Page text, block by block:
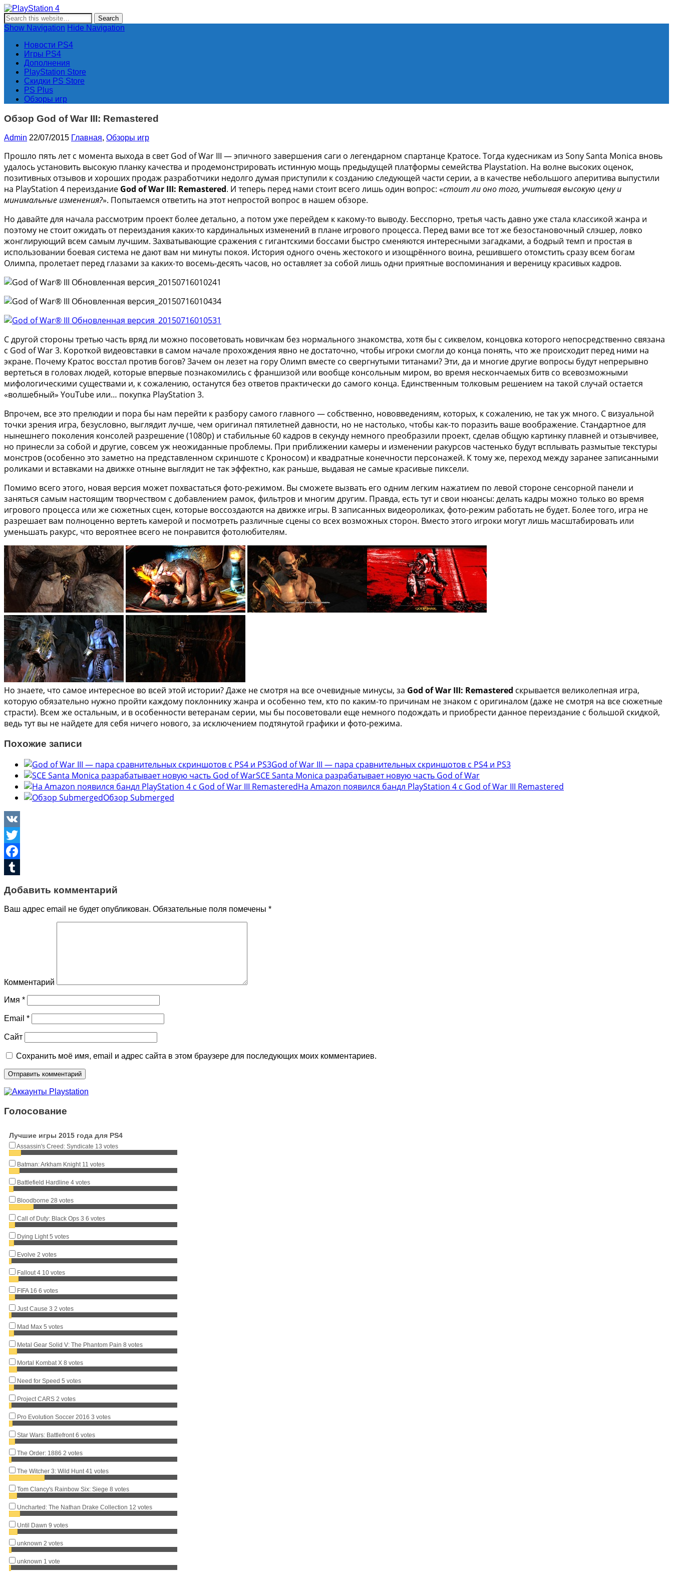
Новости и информация об игровой приставке нового поколения Sony PlayStation 4, новости игр PS4, обзоры игр, видеоролики, новости игровой индустрии.
Show Navigation Hide Navigation
Новости PS4
Игры PS4
Дополнения
PlayStation Store
Скидки PS Store
PS Plus
Обзоры игр
Обзор God of War III: Remastered
Admin 22/07/2015 Главная, Обзоры игр
Прошло пять лет с момента выхода в свет God of War III — эпичного завершения саги о легендарном спартанце Кратосе. Тогда кудесникам из Sony Santa Monica вновь
удалось установить высокую планку качества и продемонстрировать истинную мощь предыдущей платформы семейства Playstation. На волне высоких оценок,
позитивных отзывов и хороших продаж разработчики недолго думая приступили к созданию следующей части серии, а в качестве небольшого аперитива выпустили
на PlayStation 4 переиздание God of War III: Remastered. И теперь перед нами стоит всего лишь один вопрос: «стоит ли оно того, учитывая высокую цену и
минимальные изменения?». Попытаемся ответить на этот непростой вопрос в нашем обзоре.
Но давайте для начала рассмотрим проект более детально, а потом уже перейдем к какому-то выводу. Бесспорно, третья часть давно уже стала классикой жанра и
поэтому не стоит ожидать от переиздания каких-то кардинальных изменений в плане игрового процесса. Перед вами все тот же безостановочный слэшер, ловко
жонглирующий всем самым лучшим. Захватывающие сражения с гигантскими боссами быстро сменяются интересными загадками, а бодрый темп и простая в
использовании боевая система не дают вам ни минуты покоя. История одного очень жестокого и изощрённого воина, решившего отомстить сразу всем богам
Олимпа, пролетает перед глазами за каких-то восемь-десять часов, но оставляет за собой лишь одни приятные воспоминания и вереницу красивых кадров.
С другой стороны третью часть вряд ли можно посоветовать новичкам без нормального знакомства, хотя бы с сиквелом, концовка которого непосредственно связана
с God of War 3. Короткой видеовставки в самом начале прохождения явно не достаточно, чтобы игроки смогли до конца понять, что же происходит перед ними на
экране. Почему Кратос восстал против богов? Зачем он лезет на гору Олимп вместе со свергнутыми титанами? Эти, да и многие другие вопросы будут непрерывно
вертеться в головах людей, которые впервые познакомились с франшизой или вообще консольным миром, во время нескончаемых битв со всевозможными
мифологическими существами и, к сожалению, останутся без ответов практически до самого конца. Единственным толковым решением на такой случай остается
«волшебный» YouTube или… покупка PlayStation 3.
Впрочем, все это прелюдии и пора бы нам перейти к разбору самого главного — собственно, нововведениям, которых, к сожалению, не так уж много. С визуальной
точки зрения игра, безусловно, выглядит лучше, чем оригинал пятилетней давности, но не настолько, чтобы как-то поразить ваше воображение. Стандартное для
нынешнего поколения консолей разрешение (1080p) и стабильные 60 кадров в секунду немного преобразили проект, сделав общую картинку плавней и отзывчивее,
но принесли за собой и другие, совсем уж неожиданные проблемы. При приближении камеры и изменении ракурсов частенько будут всплывать размытые текстуры
монстров (особенно это заметно на представленном скриншоте с Кроносом) и квадратные конечности персонажей. К тому же, переход между заранее записанными
роликами и вставками на движке отныне выглядит не так эффектно, как раньше, выдавая не самые красивые пиксели.
Помимо всего этого, новая версия может похвастаться фото-режимом. Вы сможете вызвать его одним легким нажатием по левой стороне сенсорной панели и
заняться самым настоящим творчеством с добавлением рамок, фильтров и многим другим. Правда, есть тут и свои нюансы: делать кадры можно только во время
игрового процесса или же сюжетных сцен, которые воссоздаются на движке игры. В записанных видеороликах, фото-режим работать не будет. Более того, игра не
разрешает вам полноценно вертеть камерой и посмотреть различные сцены со всех возможных сторон. Вместо этого игроки могут лишь масштабировать или
уменьшать ракурс, что вероятнее всего не понравится фотолюбителям.
Но знаете, что самое интересное во всей этой истории? Даже не смотря на все очевидные минусы, за God of War III: Remastered скрывается великолепная игра,
которую обязательно нужно пройти каждому поклоннику жанра и особенно тем, кто по каким-то причинам не знаком с оригиналом (даже не смотря на все сюжетные
страсти). Всем же остальным, и в особенности ветеранам серии, мы бы посоветовали еще немного подождать и приобрести данное переиздание с большой скидкой,
ведь тут вы не найдете для себя ничего нового, за исключением подтянутой графики и фото-режима.
Похожие записи
God of War III — пара сравнительных скриншотов с PS4 и PS3
SCE Santa Monica разрабатывает новую часть God of War
На Amazon появился бандл PlayStation 4 с God of War III Remastered
Обзор Submerged
VK
Twitter
Facebook
Добавить комментарий
Ваш адрес email не будет опубликован. Обязательные поля помечены *
Комментарий
Имя *
Email *
Сайт
Сохранить моё имя, email и адрес сайта в этом браузере для последующих моих комментариев.
Голосование
Лучшие игры 2015 года для PS4
Assassin's Creed: Syndicate 13 votes
Batman: Arkham Knight 11 votes
Battlefield Hardline 4 votes
Bloodborne 28 votes
Call of Duty: Black Ops 3 6 votes
Dying Light 5 votes
Evolve 2 votes
Fallout 4 10 votes
FIFA 16 6 votes
Just Cause 3 2 votes
Mad Max 5 votes
Metal Gear Solid V: The Phantom Pain 8 votes
Mortal Kombat X 8 votes
Need for Speed 5 votes
Project CARS 2 votes
Pro Evolution Soccer 2016 3 votes
Star Wars: Battlefront 6 votes
The Order: 1886 2 votes
The Witcher 3: Wild Hunt 41 votes
Tom Clancy's Rainbow Six: Siege 8 votes
Uncharted: The Nathan Drake Collection 12 votes
Until Dawn 9 votes
unknown 2 votes
unknown 1 vote